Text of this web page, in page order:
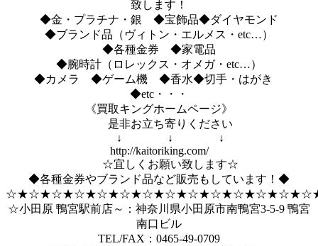
致します！
◆金・プラチナ・銀 ◆宝飾品◆ダイヤモンド
◆ブランド品（ヴィトン・エルメス・etc…）
◆各種金券 ◆家電品
◆腕時計（ロレックス・オメガ・etc…）
◆カメラ ◆ゲーム機 ◆香水◆切手・はがき
◆etc・・・
《買取キングホームページ》
是非お立ち寄りください
↓ ↓ ↓
http://kaitoriking.com/
☆宜しくお願い致します☆
◆各種金券やブランド品など販売もしています！◆
☆小田原 鴨宮駅前店～：神奈川県小田原市南鴨宮3-5-9 鴨宮
南口ビル
TEL/FAX：0465-49-0709